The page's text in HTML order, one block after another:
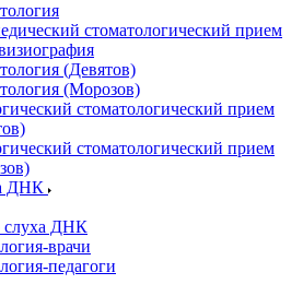
стоматологический прием
(Девятов)
(Морозов)
стоматологический прием
стоматологический прием
ДНК
слуха ДНК
врачи
педагоги